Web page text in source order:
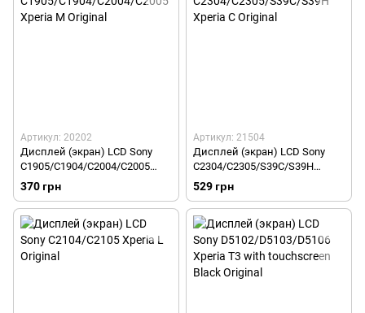
Артикул: 20202
Дисплей (экран) LCD Sony
C1905/C1904/C2004/C2005
Xperia M Original
370 грн
Артикул: 21504
Дисплей (экран) LCD Sony
C2304/C2305/S39C/S39H
Xperia C Original
529 грн